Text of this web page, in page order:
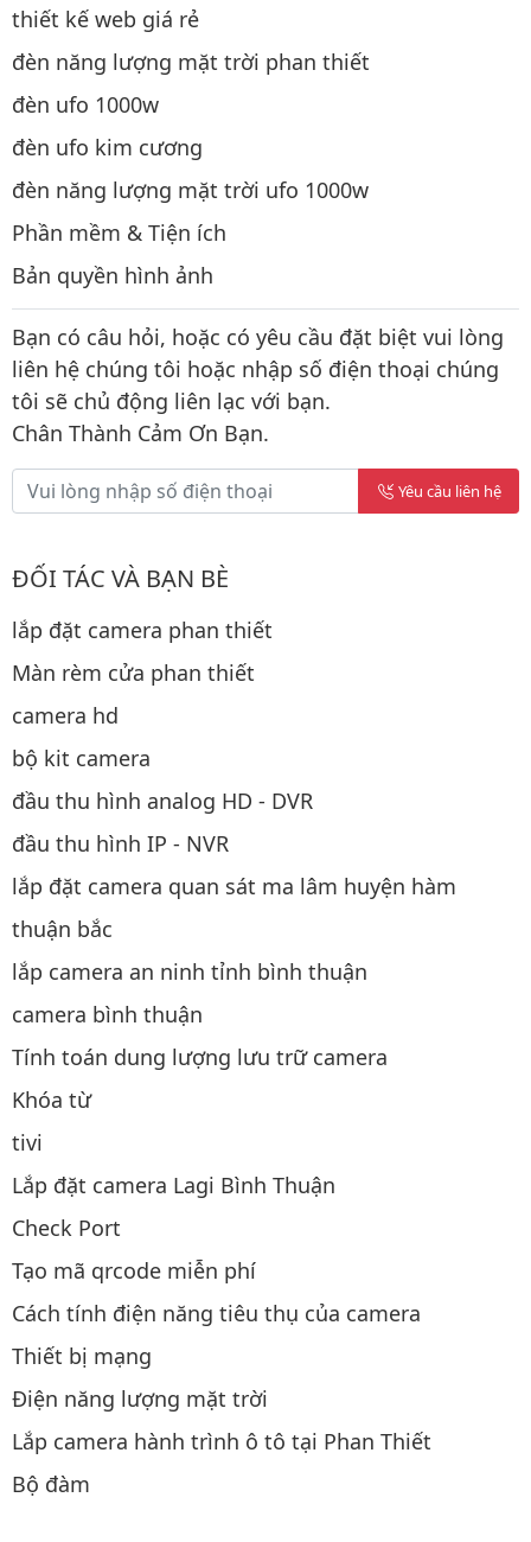
thiết kế web giá rẻ
đèn năng lượng mặt trời phan thiết
đèn ufo 1000w
đèn ufo kim cương
đèn năng lượng mặt trời ufo 1000w
Phần mềm & Tiện ích
Bản quyền hình ảnh
Bạn có câu hỏi, hoặc có yêu cầu đặt biệt vui lòng
liên hệ chúng tôi hoặc nhập số điện thoại chúng
tôi sẽ chủ động liên lạc với bạn.
Chân Thành Cảm Ơn Bạn.
Yêu cầu liên hệ
ĐỐI TÁC VÀ BẠN BÈ
lắp đặt camera phan thiết
Màn rèm cửa phan thiết
camera hd
bộ kit camera
đầu thu hình analog HD - DVR
đầu thu hình IP - NVR
lắp đặt camera quan sát ma lâm huyện hàm
thuận bắc
lắp camera an ninh tỉnh bình thuận
camera bình thuận
Tính toán dung lượng lưu trữ camera
Khóa từ
tivi
Lắp đặt camera Lagi Bình Thuận
Check Port
Tạo mã qrcode miễn phí
Cách tính điện năng tiêu thụ của camera
Thiết bị mạng
Điện năng lượng mặt trời
Lắp camera hành trình ô tô tại Phan Thiết
Bộ đàm